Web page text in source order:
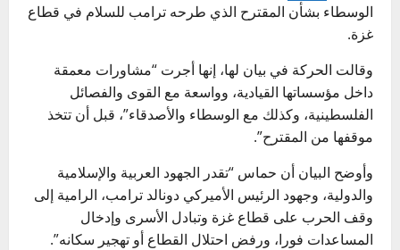
الوسطاء بشأن المقترح الذي طرحه ترامب للسلام في قطاع
غزة.
وقالت الحركة في بيان لها، إنها أجرت “مشاورات معمقة
داخل مؤسساتها القيادية، وواسعة مع القوى والفصائل
الفلسطينية، وكذلك مع الوسطاء والأصدقاء”، قبل أن تتخذ
موقفها من المقترح”.
وأوضح البيان أن حماس “تقدر الجهود العربية والإسلامية
والدولية، وجهود الرئيس الأميركي دونالد ترامب، الرامية إلى
وقف الحرب على قطاع غزة وتبادل الأسرى وإدخال
المساعدات فورا، ورفض احتلال القطاع أو تهجير سكانه”.